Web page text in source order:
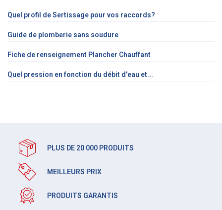
Quel profil de Sertissage pour vos raccords?
Guide de plomberie sans soudure
Fiche de renseignement Plancher Chauffant
Quel pression en fonction du débit d'eau et...
PLUS DE 20 000 PRODUITS
MEILLEURS PRIX
PRODUITS GARANTIS